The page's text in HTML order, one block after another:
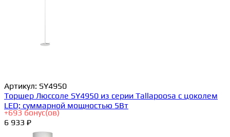
Артикул: SY4950
Торшер Люссоле SY4950 из серии Tallapoosa с цоколем
LED; суммарной мощностью 5Вт
+693 бонус(ов)
6 933 ₽